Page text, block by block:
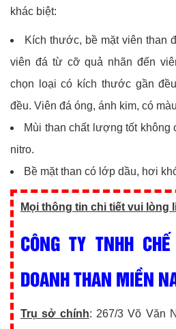
khác biệt:
Kích thước, bề mặt viên than
viên đá từ cỡ quả nhãn đến
chọn loại có kích thước gần
đều. Viên đá óng, ánh kim, có
Mùi than chất lượng tốt không
nitro.
Bề mặt than có lớp dầu, hơi
Mọi thông tin chi tiết vui lòng
CÔNG TY TNHH
DOANH THAN MIỀN
Trụ sở chính: 267/3 Võ Văn